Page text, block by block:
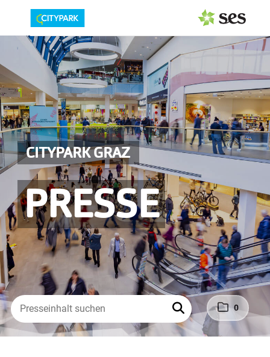
0
CITYPARK GRAZ
PRESSE
PRESSEAUSSENDUNGEN
Center & Marken
Events
Services
MEDIAGALERIE
PRESSEKONTAKT